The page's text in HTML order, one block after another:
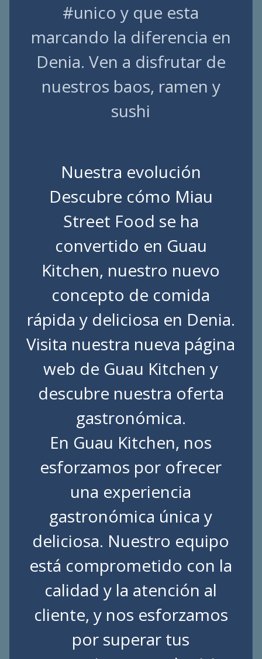
#unico y que esta
marcando la diferencia en
Denia. Ven a disfrutar de
nuestros baos, ramen y
sushi
Nuestra evolución
Descubre cómo Miau
Street Food se ha
convertido en Guau
Kitchen, nuestro nuevo
concepto de comida
rápida y deliciosa en Denia.
Visita nuestra nueva página
web de Guau Kitchen y
descubre nuestra oferta
gastronómica.
En Guau Kitchen, nos
esforzamos por ofrecer
una experiencia
gastronómica única y
deliciosa. Nuestro equipo
está comprometido con la
calidad y la atención al
cliente, y nos esforzamos
por superar tus